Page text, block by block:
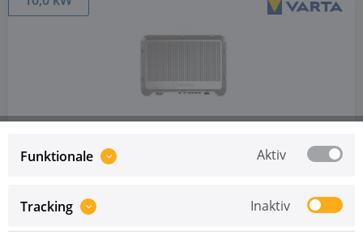
VARTA.hybrid 10-3-2
Geschäftskunde sichtbar.
Funktionale Aktiv
Tracking Inaktiv